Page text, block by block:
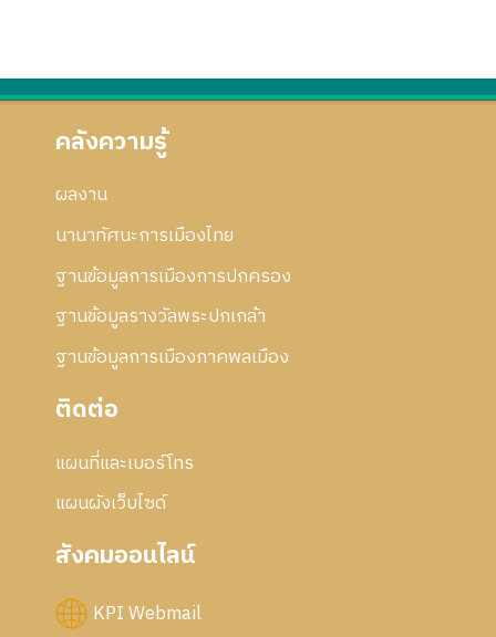
คลังความรู้
ผลงาน
นานาทัศนะการเมืองไทย
ฐานข้อมูลการเมืองการปกครอง
ฐานข้อมูลรางวัลพระปกเกล้า
ฐานข้อมูลการเมืองภาคพลเมือง
ติดต่อ
แผนที่และเบอร์โทร
แผนผังเว็บไซด์
สังคมออนไลน์
KPI Webmail